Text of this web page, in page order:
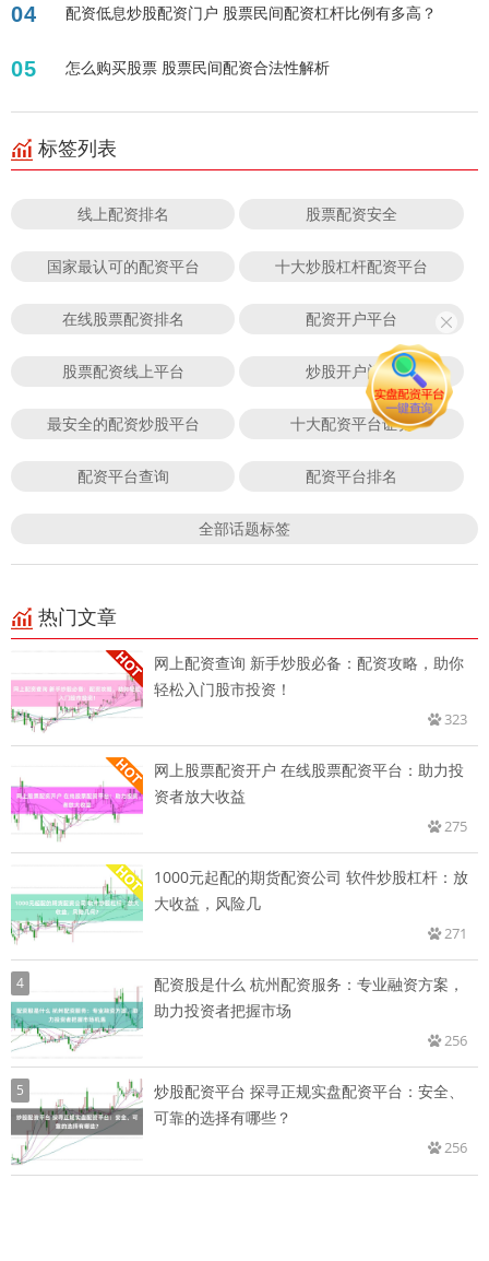
04 配资低息炒股配资门户 股票民间配资杠杆比例有多高？
05 怎么购买股票 股票民间配资合法性解析
标签列表
线上配资排名 股票配资安全
国家最认可的配资平台 十大炒股杠杆配资平台
在线股票配资排名 配资开户平台
股票配资线上平台 炒股开户门户
最安全的配资炒股平台 十大配资平台证券
配资平台查询 配资平台排名
全部话题标签
热门文章
网上配资查询 新手炒股必备：配资攻略，助你
轻松入门股市投资！
323
网上股票配资开户 在线股票配资平台：助力投
资者放大收益
275
1000元起配的期货配资公司 软件炒股杠杆：放
大收益，风险几
271
4
配资股是什么 杭州配资服务：专业融资方案，
助力投资者把握市场
256
5
炒股配资平台 探寻正规实盘配资平台：安全、
可靠的选择有哪些？
256